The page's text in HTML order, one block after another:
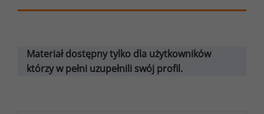
Materiał dostępny tylko dla użytkowników
którzy w pełni uzupełnili swój profil.